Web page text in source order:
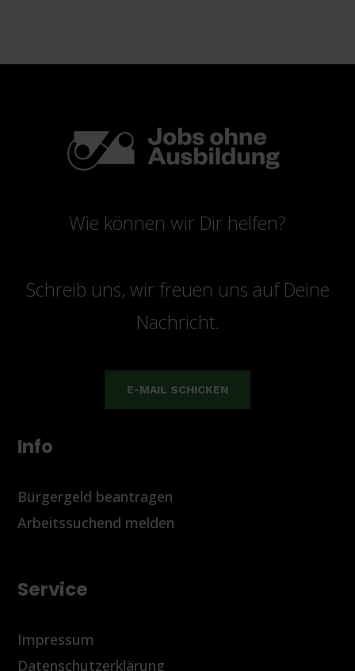
Wie können wir Dir helfen?
Schreib uns, wir freuen uns auf Deine
Nachricht.
E-MAIL SCHICKEN
Info
Bürgergeld beantragen
Arbeitssuchend melden
Service
Impressum
Datenschutzerklärung